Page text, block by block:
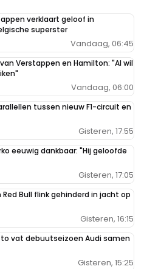
verklaart geloof in
superster
Vandaag, 06:45
Verstappen en Hamilton: "Al wil
Vandaag, 06:00
tussen nieuw F1-circuit en
Gisteren, 17:55
eeuwig dankbaar: "Hij geloofde
Gisteren, 17:05
Bull flink gehinderd in jacht op
Gisteren, 16:15
vat debuutseizoen Audi samen
Gisteren, 15:25